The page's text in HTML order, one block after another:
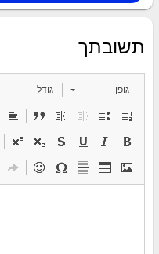
תשובתך
גופן גודל